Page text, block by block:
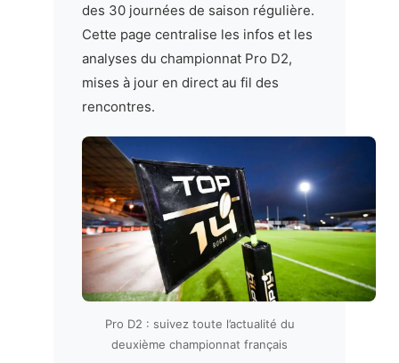
des 30 journées de saison régulière.
Cette page centralise les infos et les
analyses du championnat Pro D2,
mises à jour en direct au fil des
rencontres.
Pro D2 : suivez toute l’actualité du
deuxième championnat français